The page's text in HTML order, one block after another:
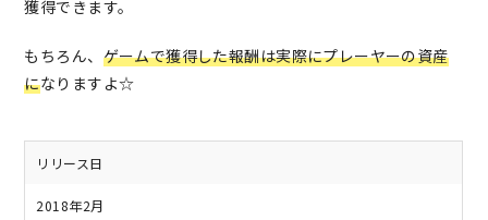
獲得できます。
もちろん、 ゲームで獲得した報酬は実際にプレーヤーの資産
になりますよ☆
リリース日
2018年2月